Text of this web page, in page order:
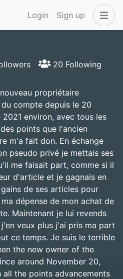
Login Sign up
20 Following
propriétaire
du compte depuis le 20
2021 environ, avec tous les
points que l'ancien
m'a fait don. En échange
pseudo privé je mettais ses
me faisait part, comme si il
d'article et je gagnais en
de ses articles pour
dépense de mon achat de
Maintenant je lui revends
veux plus j'ai pris ma part
ce temps. Je suis le terrible
the new owner of the
around November 20,
all the points advancements